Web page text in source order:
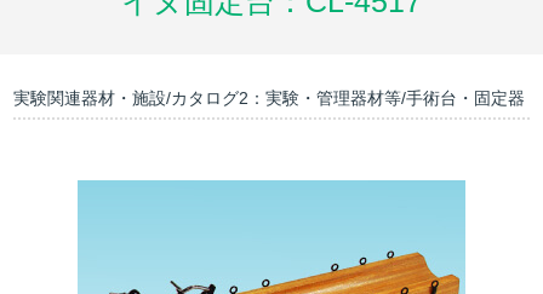
実験関連器材・施設/カタログ2：実験・管理器材等/手術台・固定器